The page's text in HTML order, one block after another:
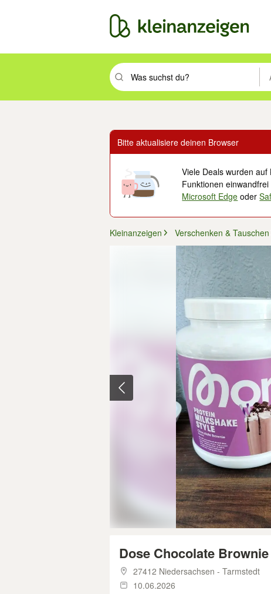
Suchbegriff eingeben. Eingabetaste
Bitte aktualisiere deinen Browser
Viele Deals wurden
Funktionen
Microsoft Edge oder
Kleinanzeigen Verschenken & Tauschen
Dose Chocolate
27412 Niedersachsen - Tarmstedt
10.06.2026